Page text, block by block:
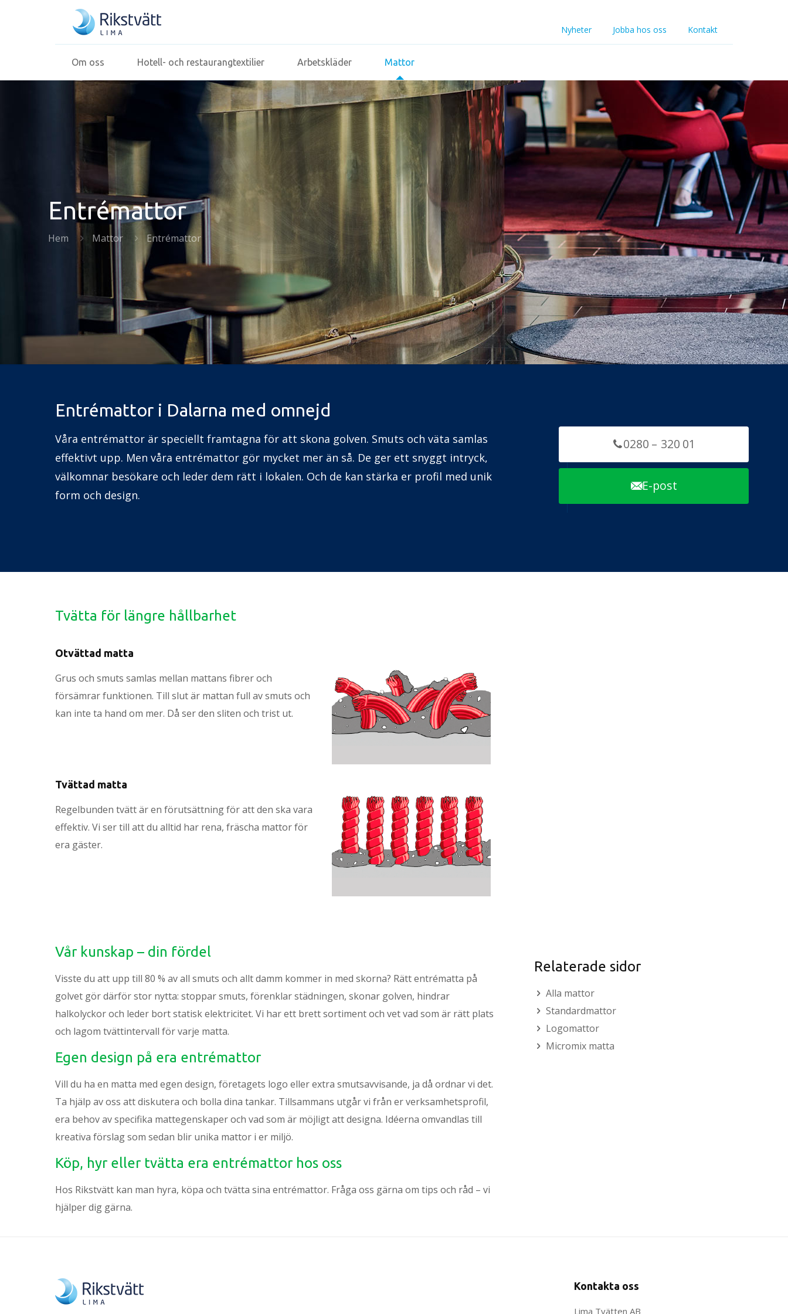
Om oss Hotell- och restaurangtextilier Arbetskläder Mattor
Nyheter Jobba hos oss Kontakt
Entrémattor
Hem Mattor Entrémattor
Entrémattor i Dalarna med omnejd
Våra entrémattor är speciellt framtagna för att skona golven. Smuts och väta samlas
effektivt upp. Men våra entrémattor gör mycket mer än så. De ger ett snyggt intryck,
välkomnar besökare och leder dem rätt i lokalen. Och de kan stärka er profil med unik
form och design.
0280 – 320 01
E-post
Tvätta för längre hållbarhet
Otvättad matta
Grus och smuts samlas mellan mattans fibrer och
försämrar funktionen. Till slut är mattan full av smuts och
kan inte ta hand om mer. Då ser den sliten och trist ut.
Tvättad matta
Regelbunden tvätt är en förutsättning för att den ska vara
effektiv. Vi ser till att du alltid har rena, fräscha mattor för
era gäster.
Vår kunskap – din fördel
Visste du att upp till 80 % av all smuts och allt damm kommer in med skorna? Rätt entrématta på
golvet gör därför stor nytta: stoppar smuts, förenklar städningen, skonar golven, hindrar
halkolyckor och leder bort statisk elektricitet. Vi har ett brett sortiment och vet vad som är rätt plats
och lagom tvättintervall för varje matta.
Egen design på era entrémattor
Vill du ha en matta med egen design, företagets logo eller extra smutsavvisande, ja då ordnar vi det.
Ta hjälp av oss att diskutera och bolla dina tankar. Tillsammans utgår vi från er verksamhetsprofil,
era behov av specifika mattegenskaper och vad som är möjligt att designa. Idéerna omvandlas till
kreativa förslag som sedan blir unika mattor i er miljö.
Köp, hyr eller tvätta era entrémattor hos oss
Hos Rikstvätt kan man hyra, köpa och tvätta sina entrémattor. Fråga oss gärna om tips och råd – vi
hjälper dig gärna.
Relaterade sidor
Alla mattor
Standardmattor
Logomattor
Micromix matta
Kontakta oss
Lima Tvätten AB